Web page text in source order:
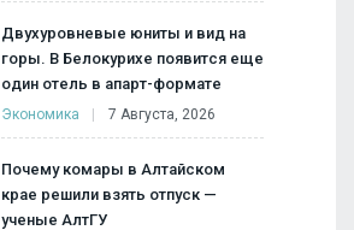
Двухуровневые юниты и вид на
горы. В Белокурихе появится еще
один отель в апарт-формате
Экономика 7 Августа, 2026
Почему комары в Алтайском
крае решили взять отпуск —
ученые АлтГУ